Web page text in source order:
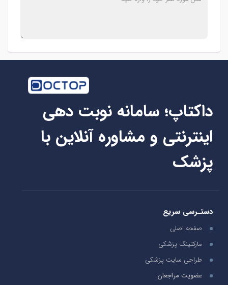
داکتاپ؛ سامانه نوبت دهی
اینترنتی و مشاوره آنلاین با
پزشک
دستـرسی سریع
صفحه اصلی
مارکتینگ پزشکی
طراحی سایت پزشکی
عضویت مراجعان